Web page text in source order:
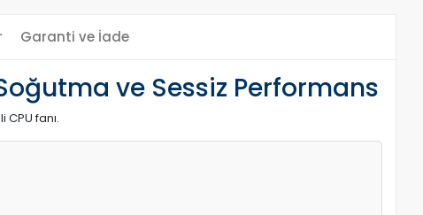
Garanti ve İade
ve Sessiz Performans
fanı.